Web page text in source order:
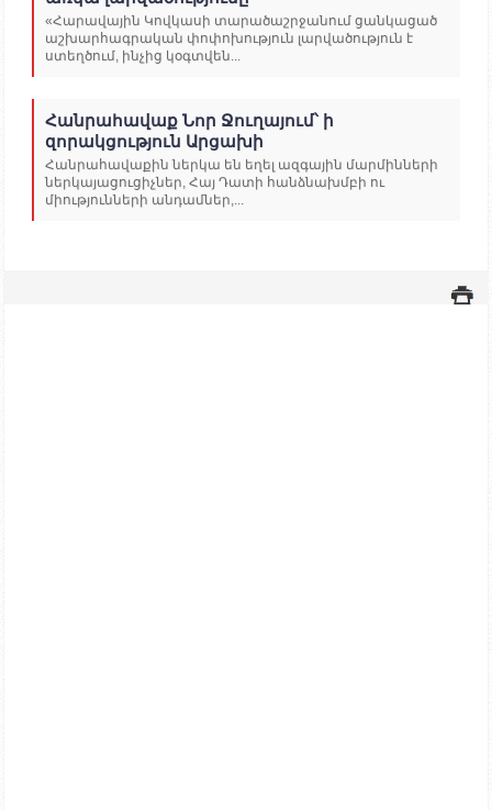
«Հարավային Կովկասի տարածաշրջանում ցանկացած
աշխարհագրական փոփոխություն լարվածություն է
ստեղծում, ինչից կօգտվեն...
Հանրահավաք Նոր Ջուղայում՝ ի
զորակցություն Արցախի
Հանրահավաքին ներկա են եղել ազգային մարմինների
ներկայացուցիչներ, Հայ Դատի հանձնախմբի ու
միությունների անդամներ,...